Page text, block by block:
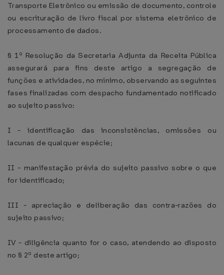
Transporte Eletrônico ou emissão de documento, controle
ou escrituração de livro fiscal por sistema eletrônico de
processamento de dados.
§ 1º Resolução da Secretaria Adjunta da Receita Pública
assegurará para fins deste artigo a segregação de
funções e atividades, no mínimo, observando as seguintes
fases finalizadas com despacho fundamentado notificado
ao sujeito passivo:
I - identificação das inconsistências, omissões ou
lacunas de qualquer espécie;
II - manifestação prévia do sujeito passivo sobre o que
for identificado;
III - apreciação e deliberação das contra-razões do
sujeito passivo;
IV - diligência quanto for o caso, atendendo ao disposto
no § 2º deste artigo;